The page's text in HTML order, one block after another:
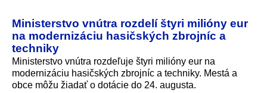
Ministerstvo vnútra rozdelí štyri milióny eur
na modernizáciu hasičských zbrojníc a
techniky
Ministerstvo vnútra rozdeľuje štyri milióny eur na
modernizáciu hasičských zbrojníc a techniky. Mestá a
obce môžu žiadať o dotácie do 24. augusta.